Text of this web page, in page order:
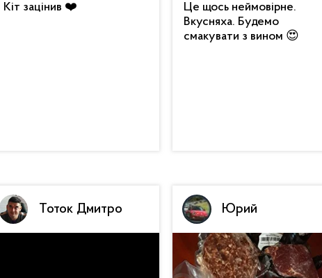
Кіт зацінив ❤️
Це щось неймовірне.
Вкусняха. Будемо
смакувати з вином 😍
Тоток Дмитро Юрий